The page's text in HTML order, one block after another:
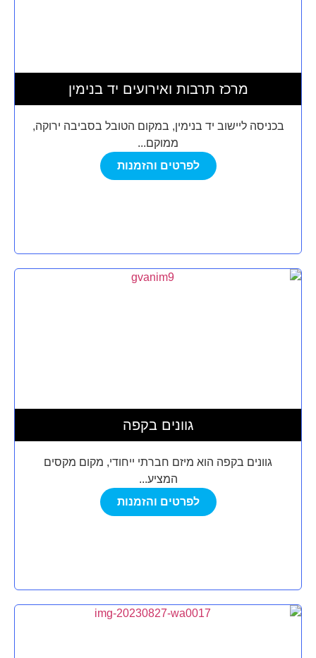
מרכז תרבות ואירועים יד בנימין
בכניסה ליישוב יד בנימין, במקום הטובל בסביבה ירוקה,
ממוקם...
לפרטים והזמנות
גוונים בקפה
גוונים בקפה הוא מיזם חברתי ייחודי, מקום מקסים
המציע...
לפרטים והזמנות